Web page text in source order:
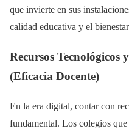
que invierte en sus
calidad educativa y el
Recursos Tecnológicos
(Eficacia Docente)
En la era digital, contar con
fundamental. Los colegios